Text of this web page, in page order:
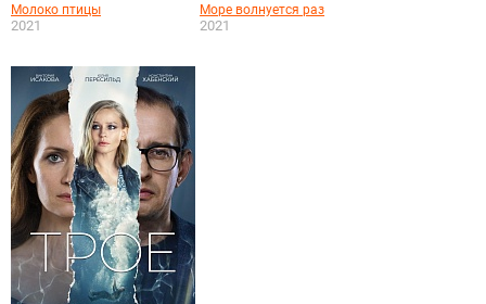
Молоко птицы
2021
Море волнуется раз
2021